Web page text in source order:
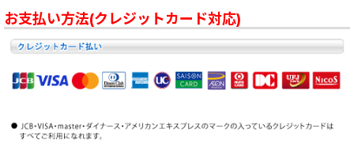
お支払い方法(クレジットカード対応)